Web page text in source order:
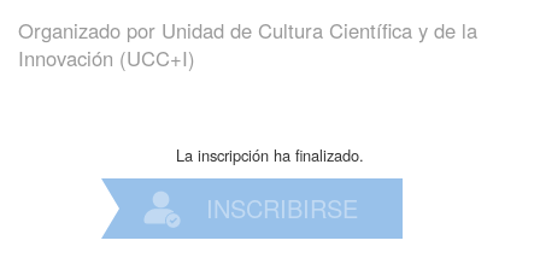
Organizado por Unidad de Cultura Científica y de la
Innovación (UCC+I)
La inscripción ha finalizado.
INSCRIBIRSE